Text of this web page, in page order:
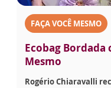
FAÇA VOCÊ MESMO
Ecobag Bordada
Mesmo
Rogério Chiaravalli